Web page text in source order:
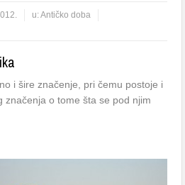
u:Antičko doba
i šire značenje, pri čemu postoje i
značenja o tome šta se pod njim